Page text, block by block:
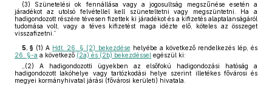
(3) Szünetelési ok fennállása vagy a jogosultság megszűnése esetén a
járadékot az utolsó felvétellel kell szüneteltetni vagy megszüntetni. Ha a
hadigondozott részére tévesen fizettek ki járadékot és a kifizetés alaptalanságáról
tudomása volt, vagy a téves kifizetést maga idézte elő, köteles az összeget
visszafizetni.”
5. § (1) A Hdt. 26. § (2) bekezdése helyébe a következő rendelkezés lép, és
26. §-a a következő (2a) és (2b) bekezdéssel egészül ki:
„(2) A hadigondozotti ügyekben az elsőfokú hadigondozási hatóság a
hadigondozott lakóhelye vagy tartózkodási helye szerint illetékes fővárosi és
megyei kormányhivatal járási (fővárosi kerületi) hivatala.